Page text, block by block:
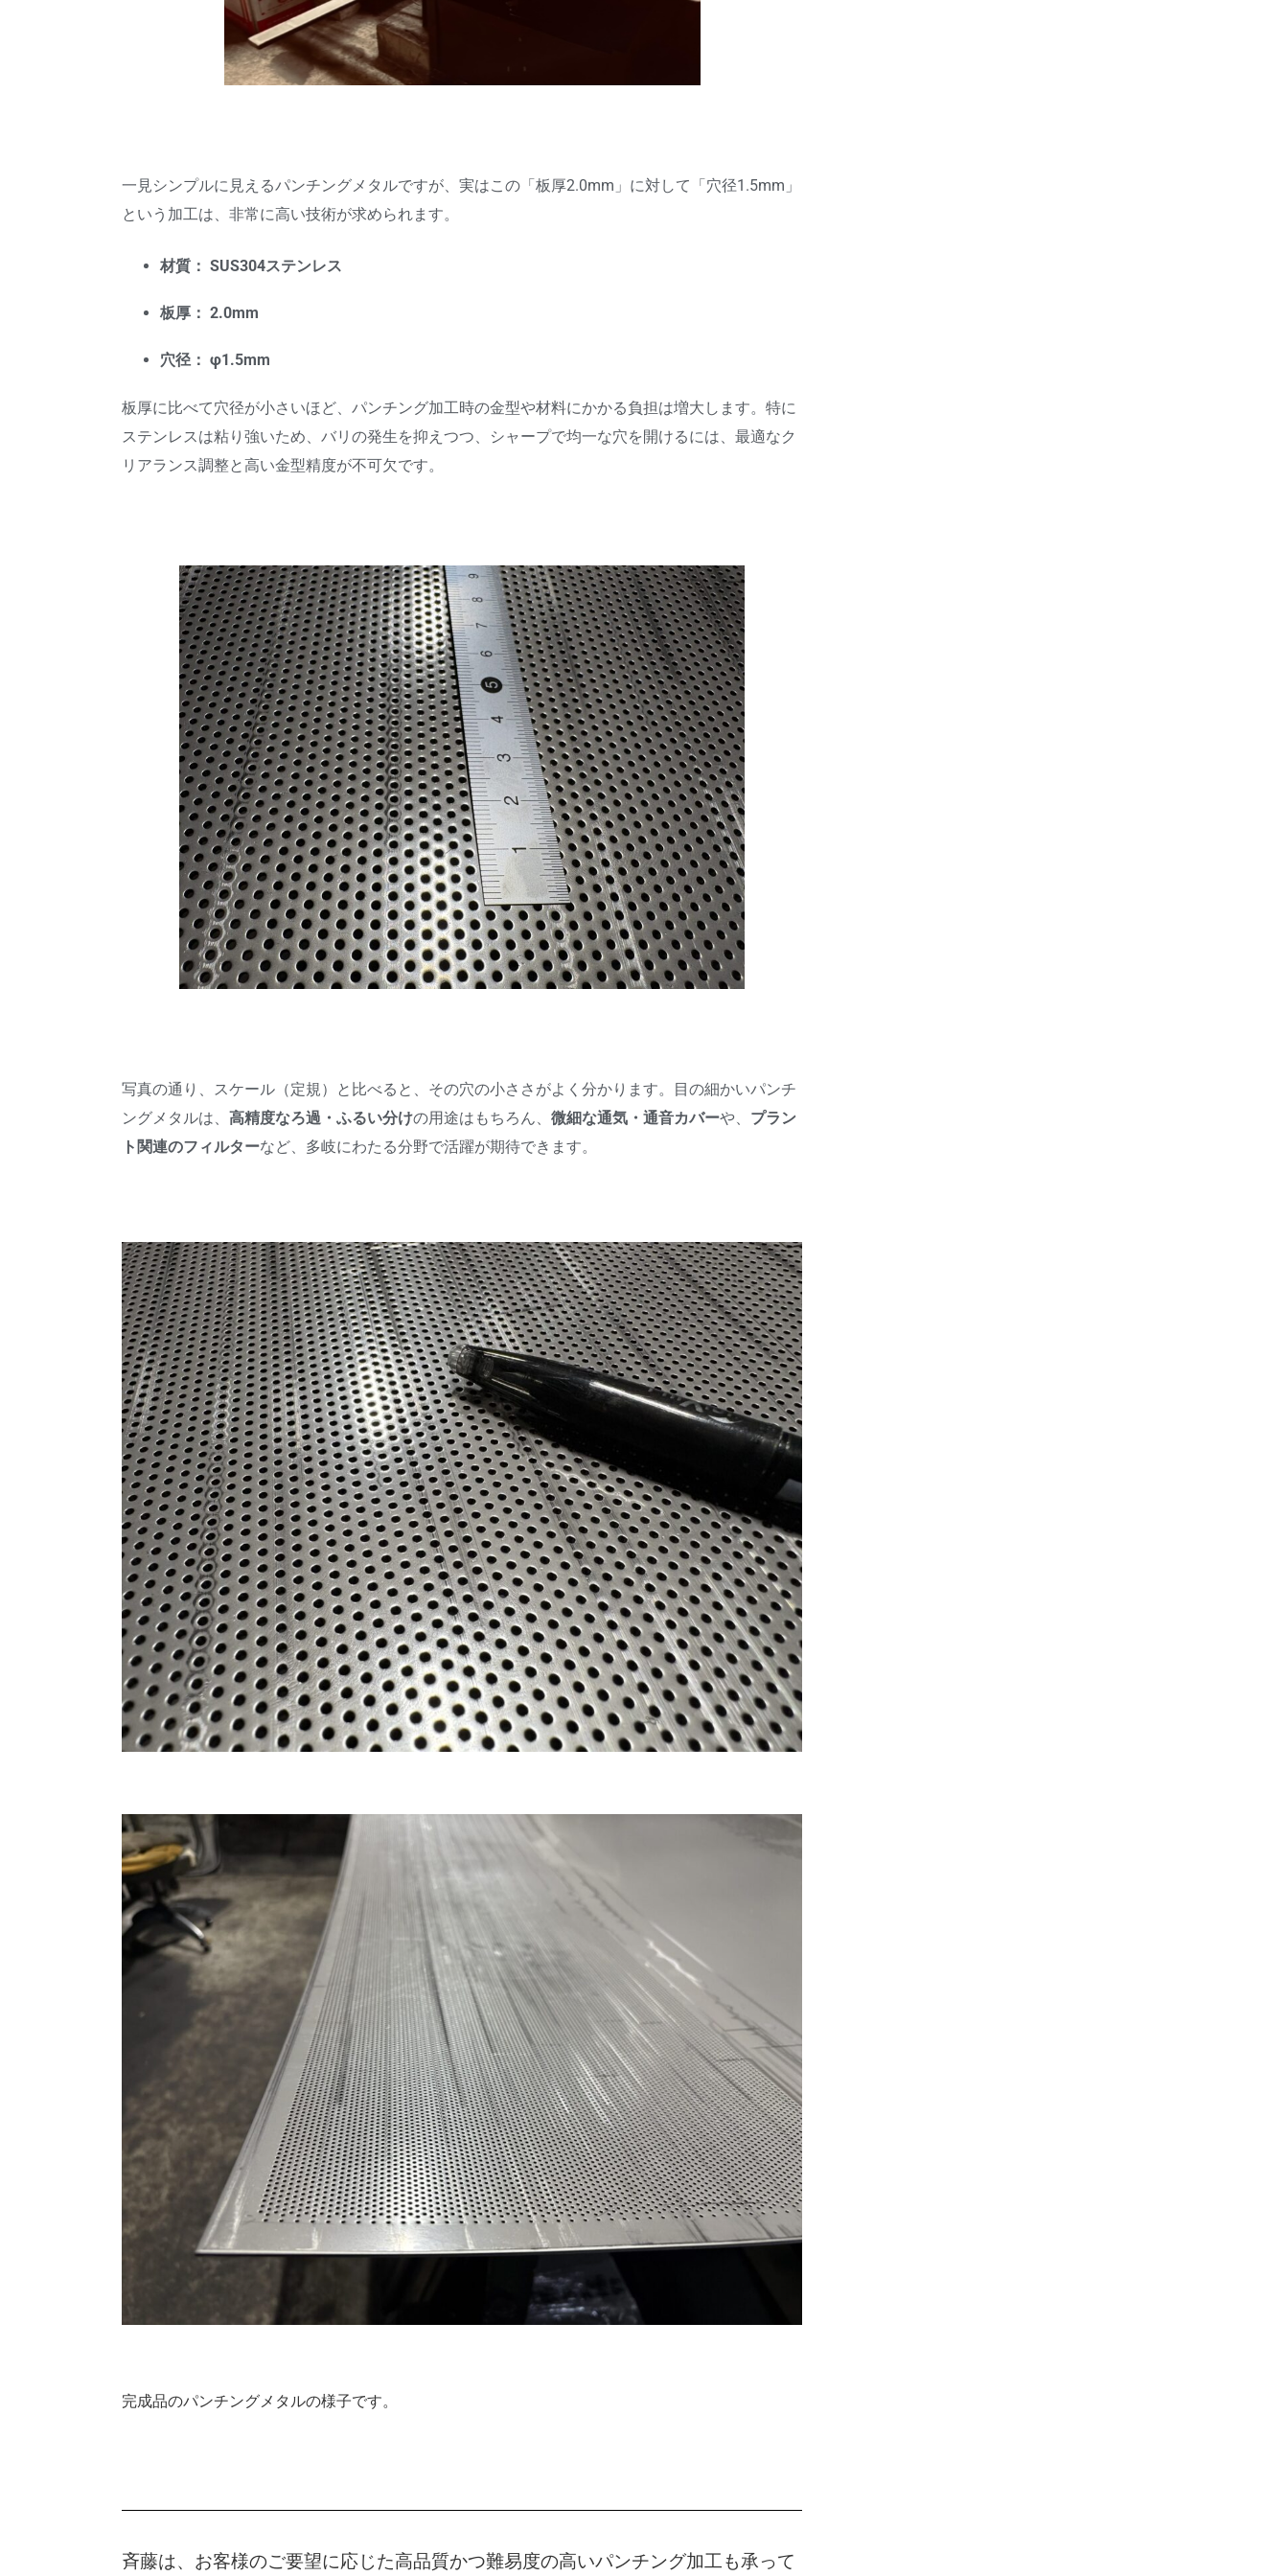
一見シンプルに見えるパンチングメタルですが、実はこの「板厚2.0mm」に対して「穴径1.5mm」
という加工は、非常に高い技術が求められます。
材質： SUS304ステンレス
板厚： 2.0mm
穴径： φ1.5mm
板厚に比べて穴径が小さいほど、パンチング加工時の金型や材料にかかる負担は増大します。特に
ステンレスは粘り強いため、バリの発生を抑えつつ、シャープで均一な穴を開けるには、最適なク
リアランス調整と高い金型精度が不可欠です。
写真の通り、スケール（定規）と比べると、その穴の小ささがよく分かります。目の細かいパンチ
ングメタルは、 高精度なろ過・ふるい分けの用途はもちろん、 微細な通気・通音カバーや、 プラン
ト関連のフィルターなど、多岐にわたる分野で活躍が期待できます。
完成品のパンチングメタルの様子です。
斉藤は、お客様のご要望に応じた高品質かつ難易度の高いパンチング加工も承って